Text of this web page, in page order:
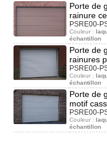
Porte de
rainure
PSRE00-
Couleur :
échantillon
Porte de
rainures
PSRE00-
Couleur :
échantillon
Porte de
motif
PSRE00-
Couleur :
échantillon